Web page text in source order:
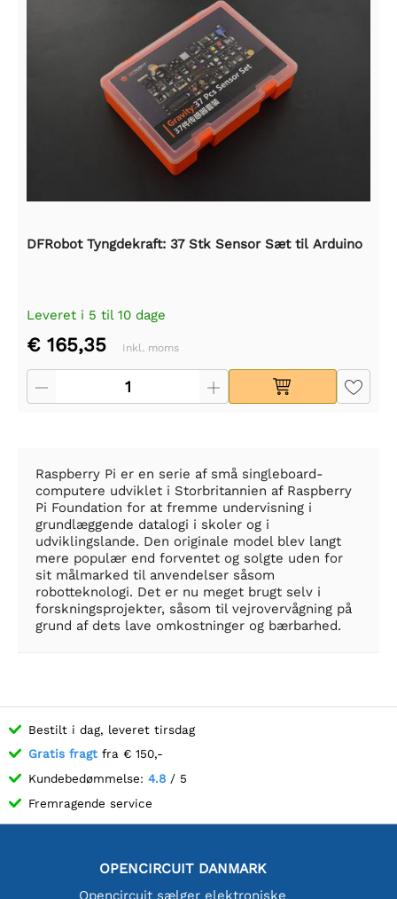
DFRobot Tyngdekraft: 37 Stk Sensor Sæt til Arduino
Leveret i 5 til 10 dage
€ 165,35 Inkl. moms
Raspberry Pi er en serie af små singleboard-
computere udviklet i Storbritannien af Raspberry
Pi Foundation for at fremme undervisning i
grundlæggende datalogi i skoler og i
udviklingslande. Den originale model blev langt
mere populær end forventet og solgte uden for
sit målmarked til anvendelser såsom
robotteknologi. Det er nu meget brugt selv i
forskningsprojekter, såsom til vejrovervågning på
grund af dets lave omkostninger og bærbarhed.
Bestilt i dag, leveret tirsdag
Gratis fragt fra € 150,-
Kundebedømmelse: 4.8 / 5
Fremragende service
OPENCIRCUIT DANMARK
Opencircuit sælger elektroniske